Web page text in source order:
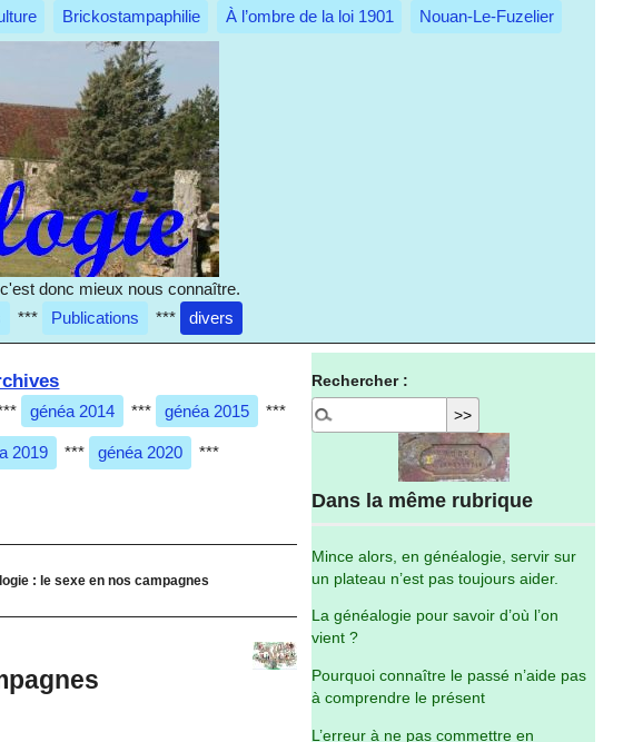
Brickostampaphilie À l’ombre de la loi 1901 Nouan-Le-Fuzelier
donc mieux nous connaître.
*** Publications *** divers
généa 2014 *** généa 2015 ***
2019 *** généa 2020 ***
: le sexe en nos campagnes
Rechercher :
Dans la même rubrique
Mince alors, en généalogie, servir sur
un plateau n’est pas toujours aider.
La généalogie pour savoir d’où l’on
vient ?
Pourquoi connaître le passé n’aide pas
à comprendre le présent
L’erreur à ne pas commettre en